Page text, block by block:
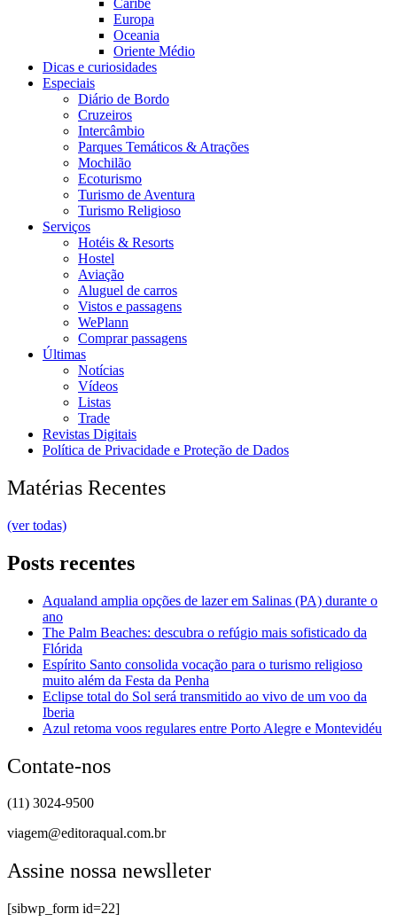
Caribe
Europa
Oceania
Oriente Médio
Dicas e curiosidades
Especiais
Diário de Bordo
Cruzeiros
Intercâmbio
Parques Temáticos & Atrações
Mochilão
Ecoturismo
Turismo de Aventura
Turismo Religioso
Serviços
Hotéis & Resorts
Hostel
Aviação
Aluguel de carros
Vistos e passagens
WePlann
Comprar passagens
Últimas
Notícias
Vídeos
Listas
Trade
Revistas Digitais
Política de Privacidade e Proteção de Dados
Matérias Recentes
(ver todas)
Posts recentes
Aqualand amplia opções de lazer em Salinas (PA) durante o
ano
The Palm Beaches: descubra o refúgio mais sofisticado da
Flórida
Espírito Santo consolida vocação para o turismo religioso
muito além da Festa da Penha
Eclipse total do Sol será transmitido ao vivo de um voo da
Iberia
Azul retoma voos regulares entre Porto Alegre e Montevidéu
Contate-nos
(11) 3024-9500
viagem@editoraqual.com.br
Assine nossa newslleter
[sibwp_form id=22]